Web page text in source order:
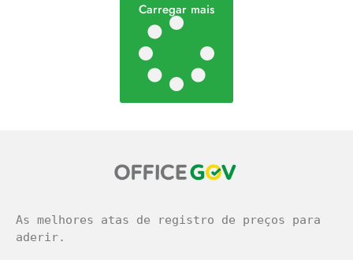
Carregar mais
As melhores atas de registro de preços para
aderir.